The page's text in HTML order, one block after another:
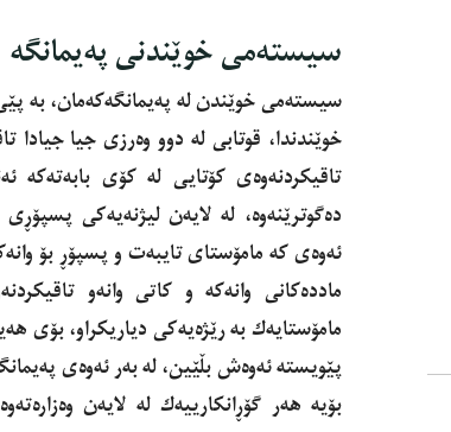
سیستەمی خوێندنی پەیمانگە
سیسته‌مى خوێندن له‌ پەیمانگەكه‌مان، به‌
خوێندندا، قوتابى له‌ دوو وه‌رزى جیا جیادا
تاقیكردنه‌وه‌ى كۆتایى له‌ كۆى بابه‌ته‌كه‌
ده‌گوترێنه‌وه‌، له‌ لایه‌ن لیژنه‌یه‌كى
ئه‌وه‌ى كه‌ مامۆستاى تایبه‌ت و پسپۆڕ بۆ
مادده‌كانى وانه‌كه‌ و كاتى وانه‌و
مامۆستایه‌ك به‌ رێژه‌یه‌كى دیاریكراو، بۆى
پێویسته‌ ئه‌وه‌ش بڵێین، له‌ به‌ر ئه‌وه‌ى
بۆیه‌ هه‌ر گۆڕانكارییه‌ك له‌ لایه‌ن